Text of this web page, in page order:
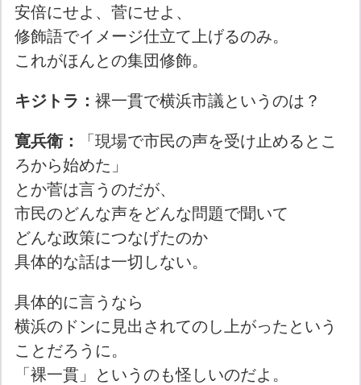
安倍にせよ、菅にせよ、
修飾語でイメージ仕立て上げるのみ。
これがほんとの集団修飾。
キジトラ：裸一貫で横浜市議というのは？
寛兵衛：
「現場で市民の声を受け止めるとこ
ろから始めた」
とか菅は言うのだが、
市民のどんな声をどんな問題で聞いて
どんな政策につなげたのか
具体的な話は一切しない。
具体的に言うなら
横浜のドンに見出されてのし上がったという
ことだろうに。
「裸一貫」というのも怪しいのだよ。